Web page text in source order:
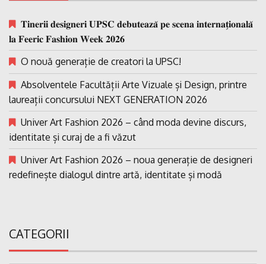
𝐓𝐢𝐧𝐞𝐫𝐢𝐢 𝐝𝐞𝐬𝐢𝐠𝐧𝐞𝐫𝐢 𝐔𝐏𝐒𝐂 𝐝𝐞𝐛𝐮𝐭𝐞𝐚𝐳𝐚̆ 𝐩𝐞 𝐬𝐜𝐞𝐧𝐚 𝐢𝐧𝐭𝐞𝐫𝐧𝐚𝐭̗𝐢𝐨𝐧𝐚𝐥𝐚̆
𝐥𝐚 𝐅𝐞𝐞𝐫𝐢𝐜 𝐅𝐚𝐬𝐡𝐢𝐨𝐧 𝐖𝐞𝐞𝐤 𝟐𝟎𝟐𝟔
O nouă generație de creatori la UPSC!
Absolventele Facultății Arte Vizuale și Design, printre
laureații concursului NEXT GENERATION 2026
Univer Art Fashion 2026 – când moda devine discurs,
identitate și curaj de a fi văzut
Univer Art Fashion 2026 – noua generație de designeri
redefinește dialogul dintre artă, identitate și modă
CATEGORII